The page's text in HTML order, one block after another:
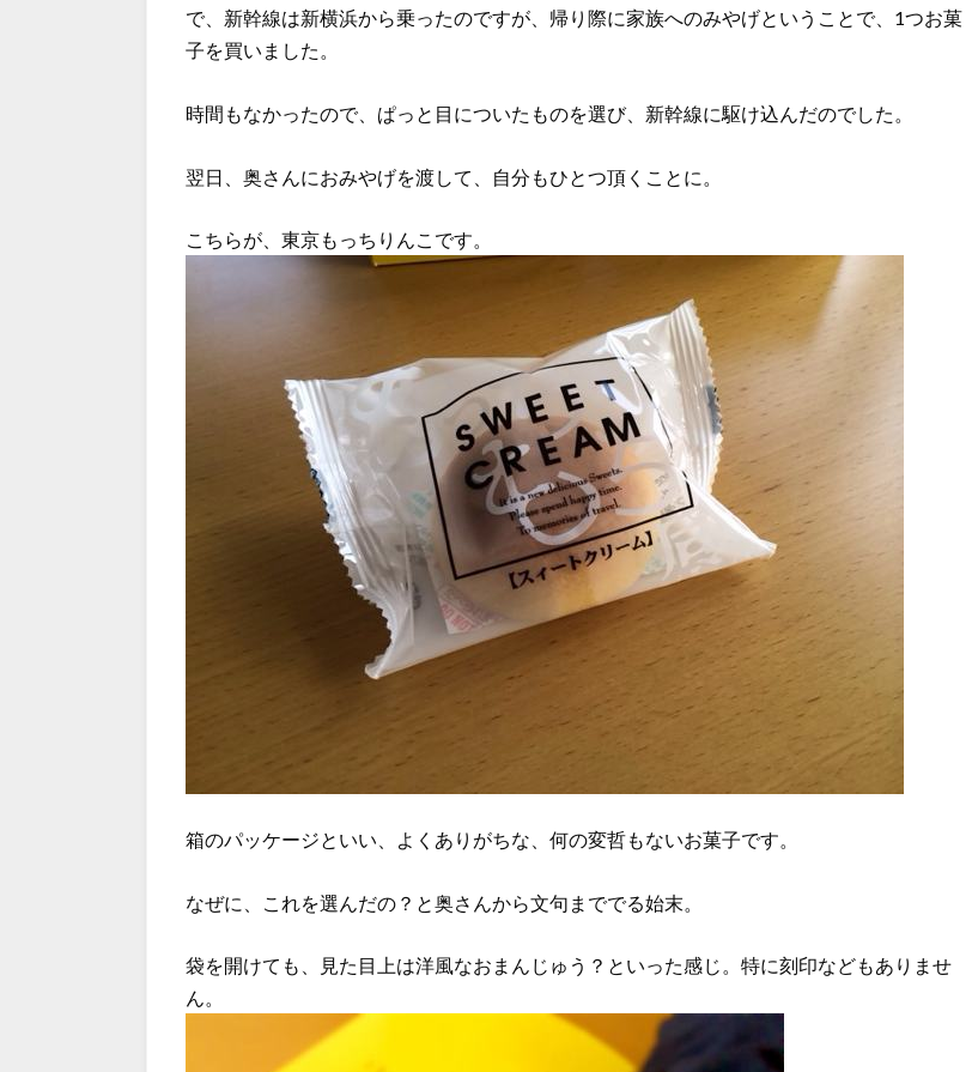
で、新幹線は新横浜から乗ったのですが、帰り際に家族へのみやげということで、1つお菓
子を買いました。
時間もなかったので、ぱっと目についたものを選び、新幹線に駆け込んだのでした。
翌日、奥さんにおみやげを渡して、自分もひとつ頂くことに。
こちらが、東京もっちりんこです。
箱のパッケージといい、よくありがちな、何の変哲もないお菓子です。
なぜに、これを選んだの？と奥さんから文句まででる始末。
袋を開けても、見た目上は洋風なおまんじゅう？といった感じ。特に刻印などもありませ
ん。